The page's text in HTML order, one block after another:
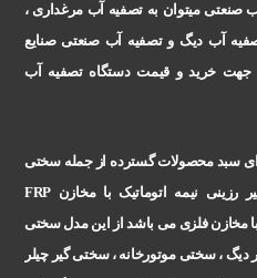
صنعتی میتوان به تصفیه آب مرغداری ،
آب دیگ و تصفیه آب صنعتی صنایع
جهت خرید و قیمت دستگاه تصفیه آب
سبد محصولات گسترده از جمله سختی
رزینی نیمه اتوماتیک با مخازن
مخازن فلزی می باشد از این مدل سختی
دیگ ، سختی موتورخانه ، سختی گیر چیلر